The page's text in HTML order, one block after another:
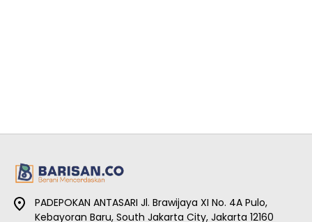
PADEPOKAN ANTASARI Jl. Brawijaya XI No. 4A Pulo,
Kebayoran Baru, South Jakarta City, Jakarta 12160